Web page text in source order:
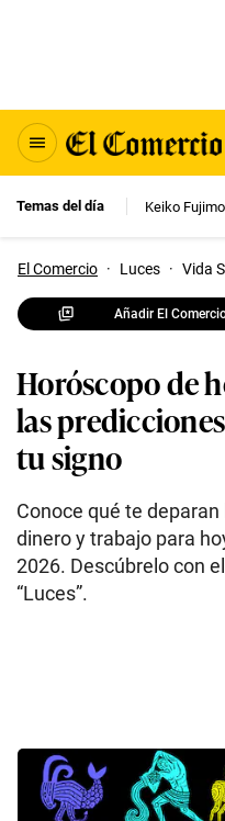
Temas del día Keiko
El Comercio · Luces · Vida
Añadir El
Horóscopo de
las
tu signo
Conoce qué te
dinero y trabajo para
2026. Descúbrelo con
“Luces”.